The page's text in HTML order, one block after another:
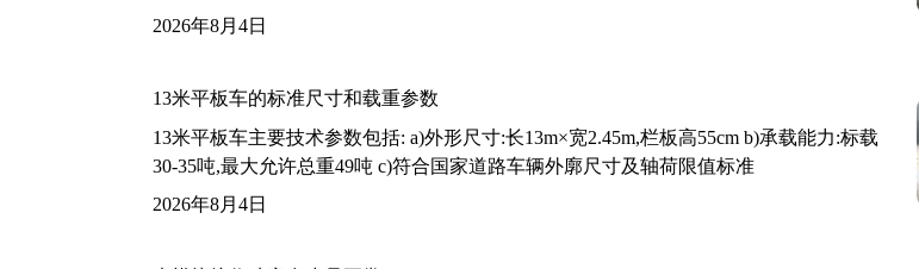
2026年8月4日
13米平板车的标准尺寸和载重参数
13米平板车主要技术参数包括: a)外形尺寸:长13m×宽2.45m,栏板高55cm b)承载能力:标载
30-35吨,最大允许总重49吨 c)符合国家道路车辆外廓尺寸及轴荷限值标准
2026年8月4日